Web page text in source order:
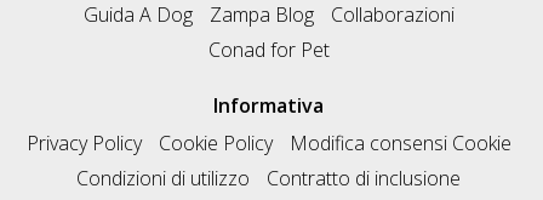
Guida A Dog
Zampa Blog
Collaborazioni
Conad for Pet
Informativa
Privacy Policy
Cookie Policy
Modifica consensi Cookie
Condizioni di utilizzo
Contratto di inclusione